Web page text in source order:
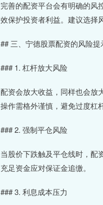
完善的配资平台会有明确的风
效保护投资者利益。建议选择
## 三、宁德股票配资的风险提
### 1. 杠杆放大风险
配资会放大收益，同样也会放
操作需格外谨慎，避免过度杠杆
### 2. 强制平仓风险
当股价下跌触及平仓线时，配
充足资金应对保证金追缴。
### 3. 利息成本压力